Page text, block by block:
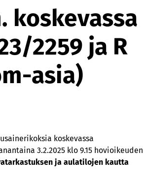
koskevassa
2259 ja R
asia)
koskevassa
3.2.2025 klo 9.15 hovioikeuden
ja aulatilojen kautta